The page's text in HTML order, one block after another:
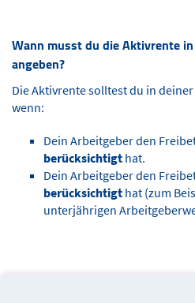
Wann musst du die Aktivrente
angeben?
Die Aktivrente solltest du in
wenn:
Dein Arbeitgeber den
berücksichtigt hat.
Dein Arbeitgeber den
berücksichtigt hat (zum
unterjährigen